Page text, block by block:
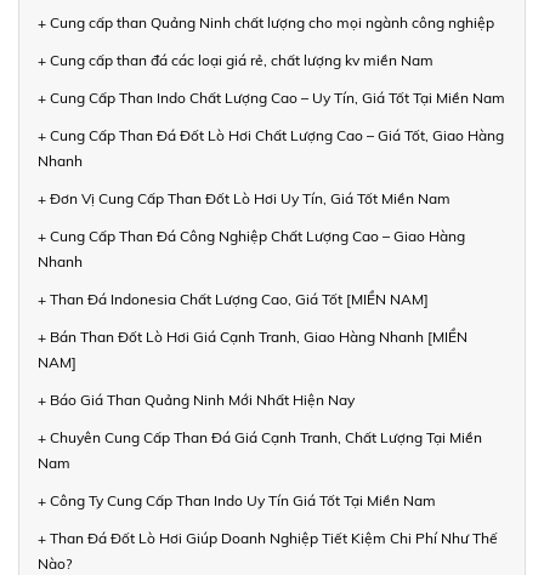
+ Cung cấp than Quảng Ninh chất lượng cho mọi ngành công nghiệp
+ Cung cấp than đá các loại giá rẻ, chất lượng kv miền Nam
+ Cung Cấp Than Indo Chất Lượng Cao – Uy Tín, Giá Tốt Tại Miền Nam
+ Cung Cấp Than Đá Đốt Lò Hơi Chất Lượng Cao – Giá Tốt, Giao Hàng
Nhanh
+ Đơn Vị Cung Cấp Than Đốt Lò Hơi Uy Tín, Giá Tốt Miền Nam
+ Cung Cấp Than Đá Công Nghiệp Chất Lượng Cao – Giao Hàng
Nhanh
+ Than Đá Indonesia Chất Lượng Cao, Giá Tốt [MIỀN NAM]
+ Bán Than Đốt Lò Hơi Giá Cạnh Tranh, Giao Hàng Nhanh [MIỀN
NAM]
+ Báo Giá Than Quảng Ninh Mới Nhất Hiện Nay
+ Chuyên Cung Cấp Than Đá Giá Cạnh Tranh, Chất Lượng Tại Miền
Nam
+ Công Ty Cung Cấp Than Indo Uy Tín Giá Tốt Tại Miền Nam
+ Than Đá Đốt Lò Hơi Giúp Doanh Nghiệp Tiết Kiệm Chi Phí Như Thế
Nào?